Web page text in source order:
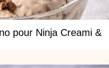
pour Ninja Creami &